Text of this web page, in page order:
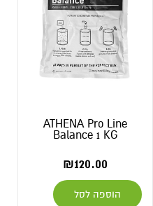
ATHENA Pro Line
Balance 1 KG
₪120.00
הוספה לסל